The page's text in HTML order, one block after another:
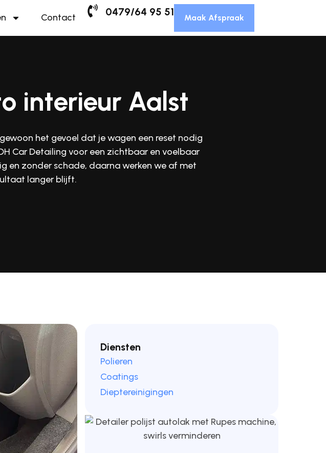
Contact 0479/64 95 51 Maak Afspraak
interieur Aalst
het gevoel dat je wagen een reset nodig
Car Detailing voor een zichtbaar en voelbaar
en zonder schade, daarna werken we af met
langer blijft.
Diensten
Polieren
Coatings
Dieptereinigingen